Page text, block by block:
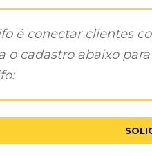
é conectar clientes
o cadastro abaixo